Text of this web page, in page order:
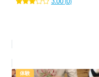
3.00(0)
体験